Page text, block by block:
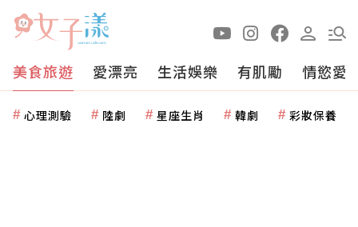
美食旅遊 愛漂亮 生活娛樂 有肌勵 情慾愛
心理測驗 陸劇 星座生肖 韓劇 彩妝保養